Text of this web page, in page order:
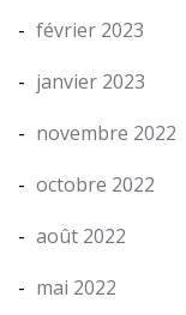
février 2023
janvier 2023
novembre 2022
octobre 2022
août 2022
mai 2022